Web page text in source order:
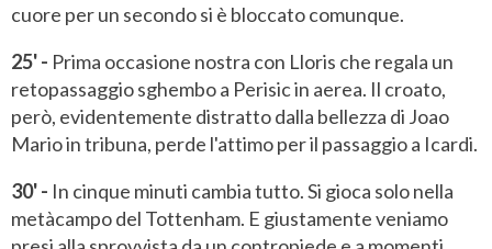
cuore per un secondo si è bloccato comunque.
25' - Prima occasione nostra con Lloris che regala un
retopassaggio sghembo a Perisic in aerea. Il croato,
però, evidentemente distratto dalla bellezza di Joao
Mario in tribuna, perde l'attimo per il passaggio a Icardi.
30' - In cinque minuti cambia tutto. Si gioca solo nella
metàcampo del Tottenham. E giustamente veniamo